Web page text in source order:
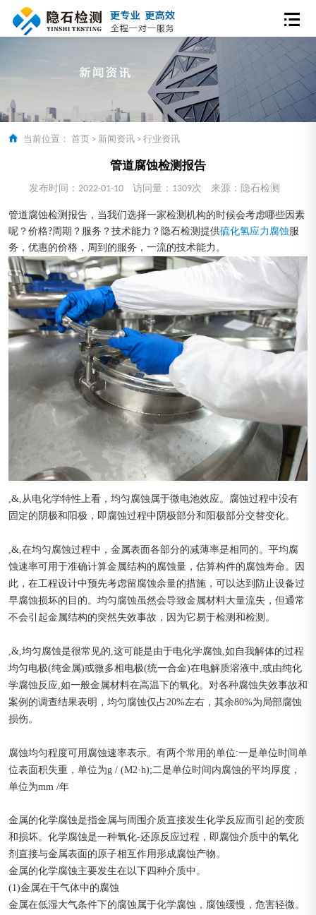
当前位置： 首页 > 新闻资讯 > 行业资讯
管道腐蚀检测报告
发布时间：2022-01-10 访问量：1309次 来源：隐石检测
管道腐蚀检测报告，当我们选择一家检测机构的时候会考虑哪些因素
呢？价格?周期？服务？技术能力？隐石检测提供硫化氢应力腐蚀服
务，优惠的价格，周到的服务，一流的技术能力。
,&,从电化学特性上看，均匀腐蚀属于微电池效应。腐蚀过程中没有
固定的阴极和阳极，即腐蚀过程中阴极部分和阳极部分交替变化。
,&,在均匀腐蚀过程中，金属表面各部分的减薄率是相同的。平均腐
蚀速率可用于准确计算金属结构的腐蚀量，估算构件的腐蚀寿命。因
此，在工程设计中预先考虑留腐蚀余量的措施，可以达到防止设备过
早腐蚀损坏的目的。均匀腐蚀虽然会导致金属材料大量流失，但通常
不会引起金属结构的突然失效事故，因为它易于检测和检测。
,&,均匀腐蚀是很常见的,这可能是由于电化学腐蚀,如自我解体的过程
均匀电极(纯金属)或微多相电极(统一合金)在电解质溶液中,或由纯化
学腐蚀反应,如一般金属材料在高温下的氧化。对各种腐蚀失效事故和
案例的调查结果表明，均匀腐蚀仅占20%左右，其余80%为局部腐蚀
损伤。
腐蚀均匀程度可用腐蚀速率表示。有两个常用的单位:一是单位时间单
位表面积失重，单位为g / (M2·h);二是单位时间内腐蚀的平均厚度，
单位为mm /年
金属的化学腐蚀是指金属与周围介质直接发生化学反应而引起的变质
和损坏。化学腐蚀是一种氧化-还原反应过程，即腐蚀介质中的氧化
剂直接与金属表面的原子相互作用形成腐蚀产物。
金属的化学腐蚀主要发生在以下四种介质中。
(1)金属在干气体中的腐蚀
金属在低湿大气条件下的腐蚀属于化学腐蚀，腐蚀缓慢，危害轻微。